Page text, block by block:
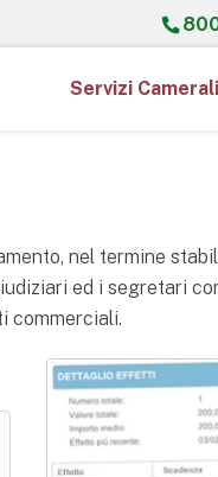
Servizi Camerali
nel termine
ed i segretari
commerciali.